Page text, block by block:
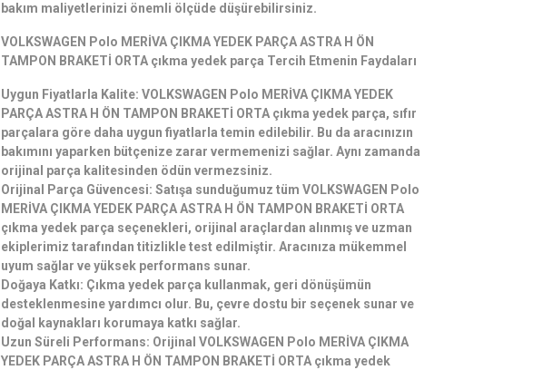
bakım maliyetlerinizi önemli ölçüde düşürebilirsiniz.
VOLKSWAGEN Polo MERİVA ÇIKMA YEDEK PARÇA ASTRA H ÖN
TAMPON BRAKETİ ORTA çıkma yedek parça Tercih Etmenin Faydaları
Uygun Fiyatlarla Kalite: VOLKSWAGEN Polo MERİVA ÇIKMA YEDEK
PARÇA ASTRA H ÖN TAMPON BRAKETİ ORTA çıkma yedek parça, sıfır
parçalara göre daha uygun fiyatlarla temin edilebilir. Bu da aracınızın
bakımını yaparken bütçenize zarar vermemenizi sağlar. Aynı zamanda
orijinal parça kalitesinden ödün vermezsiniz.
Orijinal Parça Güvencesi: Satışa sunduğumuz tüm VOLKSWAGEN Polo
MERİVA ÇIKMA YEDEK PARÇA ASTRA H ÖN TAMPON BRAKETİ ORTA
çıkma yedek parça seçenekleri, orijinal araçlardan alınmış ve uzman
ekiplerimiz tarafından titizlikle test edilmiştir. Aracınıza mükemmel
uyum sağlar ve yüksek performans sunar.
Doğaya Katkı: Çıkma yedek parça kullanmak, geri dönüşümün
desteklenmesine yardımcı olur. Bu, çevre dostu bir seçenek sunar ve
doğal kaynakları korumaya katkı sağlar.
Uzun Süreli Performans: Orijinal VOLKSWAGEN Polo MERİVA ÇIKMA
YEDEK PARÇA ASTRA H ÖN TAMPON BRAKETİ ORTA çıkma yedek